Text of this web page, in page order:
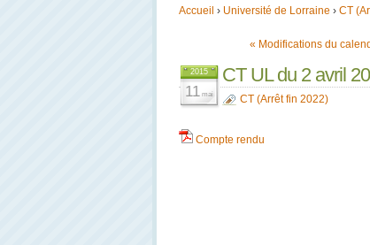
Accueil › Université de Lorraine › CT
« Modifications du
2015
11 mai
CT UL du 2 avril
CT (Arrêt fin 2022)
Compte rendu